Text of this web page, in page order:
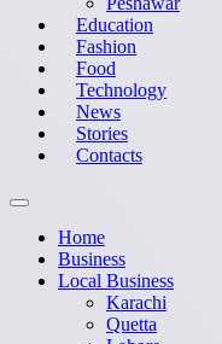
Education
Fashion
Food
Technology
News
Stories
Contacts
Home
Business
Local Business
Karachi
Quetta